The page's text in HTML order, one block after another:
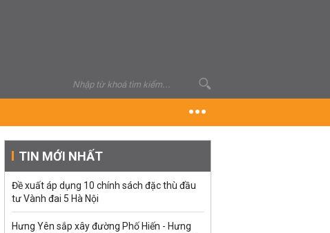
TIN MỚI NHẤT
Đề xuất áp dụng 10 chính sách đặc thù đầu
tư Vành đai 5 Hà Nội
Hưng Yên sắp xây đường Phố Hiến - Hưng